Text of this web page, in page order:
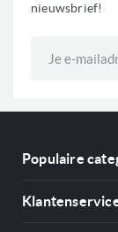
nieuwsbrief!
Populaire